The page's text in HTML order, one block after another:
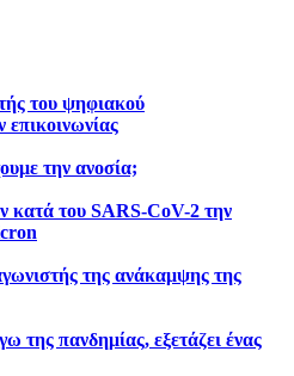
του ψηφιακού
την ανοσία;
κατά του SARS-CoV-2 την
της ανάκαμψης της
της πανδημίας, εξετάζει ένας